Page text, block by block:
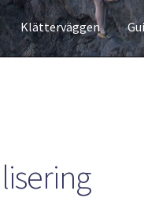
Klätterväggen